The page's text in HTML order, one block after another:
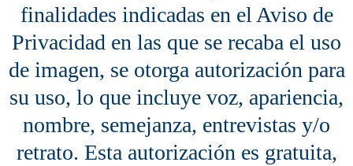
finalidades indicadas en el Aviso de
Privacidad en las que se recaba el uso
de imagen, se otorga autorización para
su uso, lo que incluye voz, apariencia,
nombre, semejanza, entrevistas y/o
retrato. Esta autorización es gratuita,